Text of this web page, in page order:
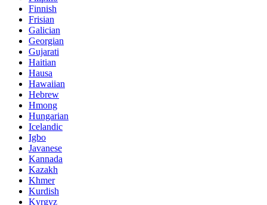
Finnish
Frisian
Galician
Georgian
Gujarati
Haitian
Hausa
Hawaiian
Hebrew
Hmong
Hungarian
Icelandic
Igbo
Javanese
Kannada
Kazakh
Khmer
Kurdish
Kyrgyz